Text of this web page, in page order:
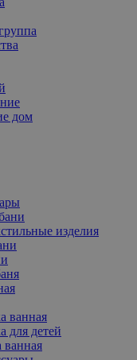
дом
изделия
ванная
для детей
ванная